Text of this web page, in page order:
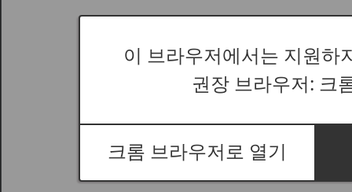
이 브라우저에서는 지원하
권장 브라우저: 크
크롬 브라우저로 열기